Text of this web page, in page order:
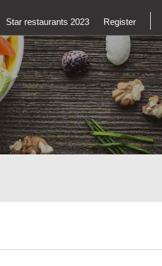
Star restaurants 2023 Register